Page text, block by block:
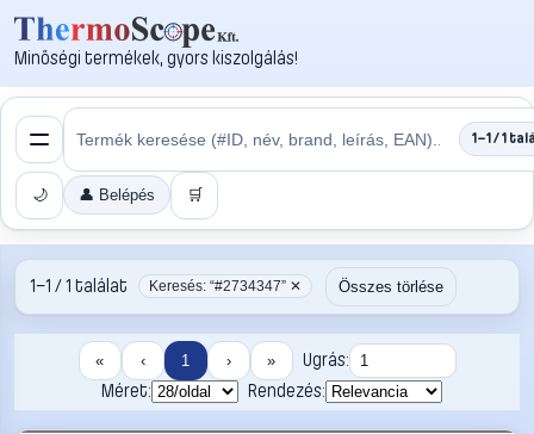
Minőségi termékek, gyors kiszolgálás!
1–1 / 1
🌙 👤 Belépés 🛒
1–1 / 1 találat Keresés: “#2734347” ✕ Összes törlése
« ‹ 1 › »
Ugrás:
Méret:
Rendezés: